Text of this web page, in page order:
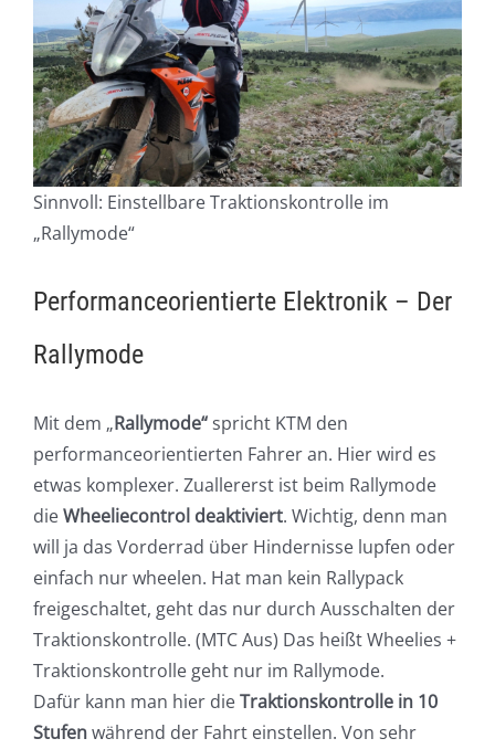
Sinnvoll: Einstellbare Traktionskontrolle im
„Rallymode“
Performanceorientierte Elektronik – Der
Rallymode
Mit dem „Rallymode“spricht KTM den
performanceorientierten Fahrer an. Hier wird es
etwas komplexer. Zuallererst ist beim Rallymode
dieWheeliecontrol deaktiviert. Wichtig, denn man
will ja das Vorderrad über Hindernisse lupfen oder
einfach nur wheelen. Hat man kein Rallypack
freigeschaltet, geht das nur durch Ausschalten der
Traktionskontrolle. (MTC Aus) Das heißt Wheelies +
Traktionskontrolle geht nur im Rallymode.
Dafür kann man hier dieTraktionskontrolle in 10
Stufenwährend der Fahrt einstellen. Von sehr